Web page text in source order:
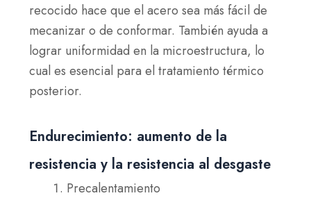
recocido hace que el acero sea más fácil de
mecanizar o de conformar. También ayuda a
lograr uniformidad en la microestructura, lo
cual es esencial para el tratamiento térmico
posterior.
Endurecimiento: aumento de la
resistencia y la resistencia al desgaste
Precalentamiento